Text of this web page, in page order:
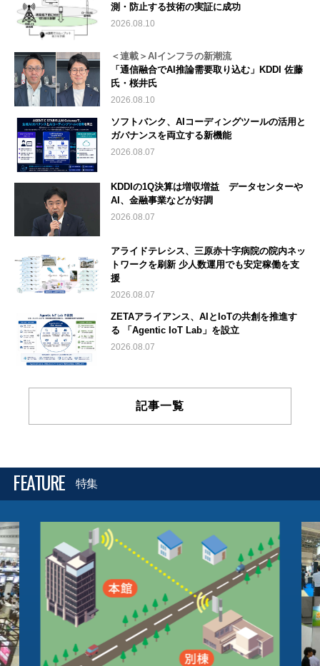
測・防止する技術の実証に成功
2026.08.10
＜連載＞AIインフラの新潮流
「通信融合でAI推論需要取り込む」KDDI 佐藤
氏・桜井氏
2026.08.10
ソフトバンク、AIコーディングツールの活用と
ガバナンスを両立する新機能
2026.08.07
KDDIの1Q決算は増収増益 データセンターや
AI、金融事業などが好調
2026.08.07
アライドテレシス、三原赤十字病院の院内ネッ
トワークを刷新 少人数運用でも安定稼働を支
援
2026.08.07
ZETAアライアンス、AIとIoTの共創を推進す
る 「Agentic IoT Lab」を設立
2026.08.07
記事一覧
FEATURE 特集